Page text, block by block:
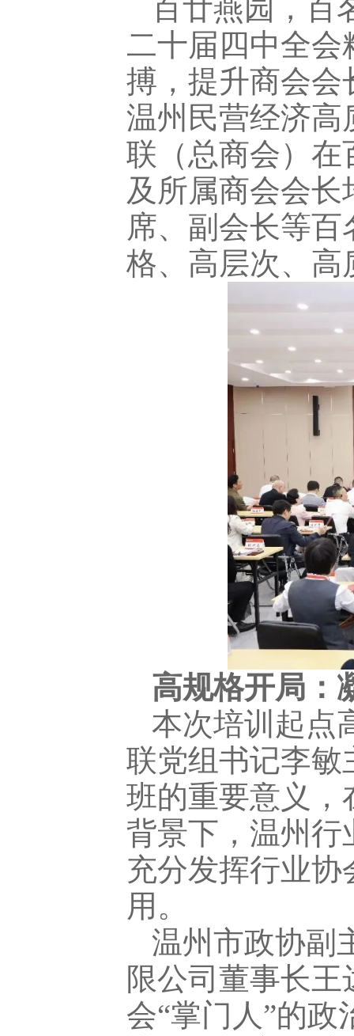
百廿燕园，百
二十届四中全会
搏，提升商会会
温州民营经济高
联（总商会）在
及所属商会会
席、副会长等
格、高层次、高
高规格开局：
本次培训起点
联党组书记李敏
班的重要意义，
背景下，温州
充分发挥行业
用。
温州市政协副
限公司董事长
会“掌门人”的